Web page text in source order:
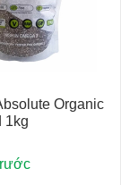
Organic
1kg